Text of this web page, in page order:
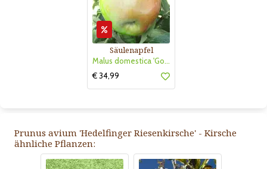
Säulenapfel
Malus domestica 'Golden Gate'
€ 34,99
Prunus avium 'Hedelfinger Riesenkirsche' - Kirsche
ähnliche Pflanzen: